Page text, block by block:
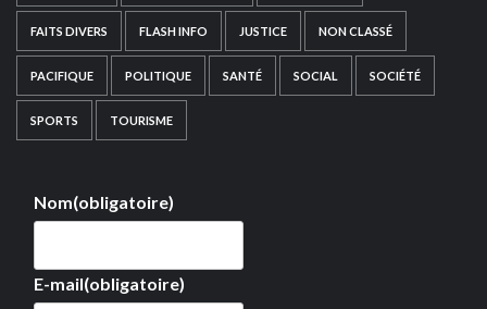
FAITS DIVERS FLASH INFO JUSTICE NON CLASSÉ
PACIFIQUE POLITIQUE SANTÉ SOCIAL SOCIÉTÉ
SPORTS TOURISME
Nom(obligatoire)
E-mail(obligatoire)